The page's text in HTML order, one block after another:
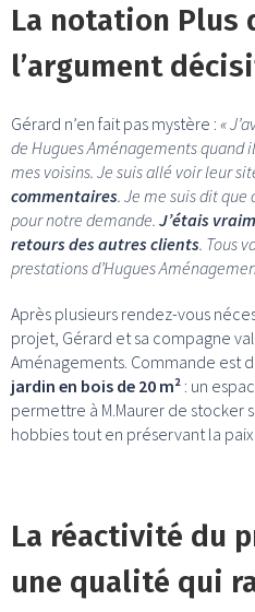
La notation Plus
l’argument
Gérard n’en fait pas mystère : «
de Hugues Aménagements quand
mes voisins. Je suis allé voir leur
commentaires. Je me suis dit
pour notre demande. J’étais
retours des autres clients. Tous
prestations d’Hugues
Après plusieurs rendez-vous
projet, Gérard et sa compagne
Aménagements. Commande est
jardin en bois de 20 m² : un
permettre à M.Maurer de stocker
hobbies tout en préservant la
La réactivité du
une qualité qui